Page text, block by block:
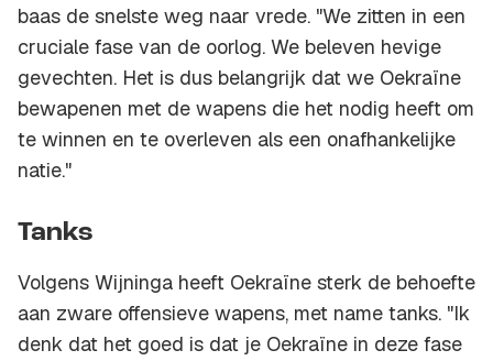
baas de snelste weg naar vrede. "We zitten in een
cruciale fase van de oorlog. We beleven hevige
gevechten. Het is dus belangrijk dat we Oekraïne
bewapenen met de wapens die het nodig heeft om
te winnen en te overleven als een onafhankelijke
natie."
Tanks
Volgens Wijninga heeft Oekraïne sterk de behoefte
aan zware offensieve wapens, met name tanks. "Ik
denk dat het goed is dat je Oekraïne in deze fase